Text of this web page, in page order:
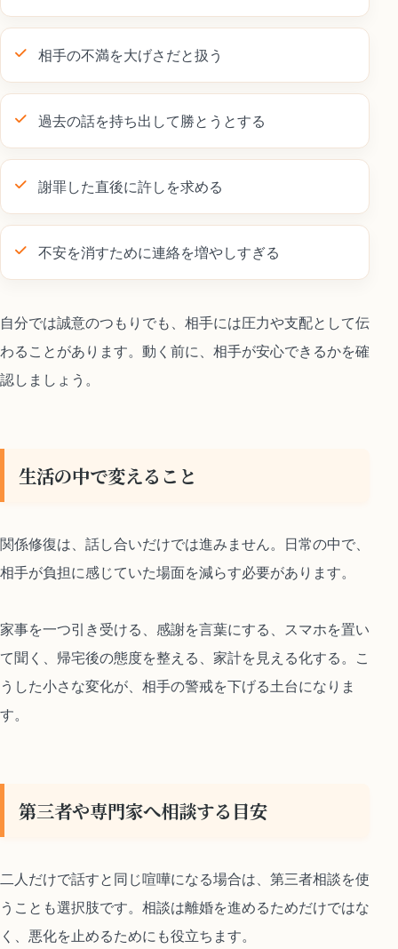
相手の不満を大げさだと扱う
過去の話を持ち出して勝とうとする
謝罪した直後に許しを求める
不安を消すために連絡を増やしすぎる
自分では誠意のつもりでも、相手には圧力や支配として伝
わることがあります。動く前に、相手が安心できるかを確
認しましょう。
生活の中で変えること
関係修復は、話し合いだけでは進みません。日常の中で、
相手が負担に感じていた場面を減らす必要があります。
家事を一つ引き受ける、感謝を言葉にする、スマホを置い
て聞く、帰宅後の態度を整える、家計を見える化する。こ
うした小さな変化が、相手の警戒を下げる土台になりま
す。
第三者や専門家へ相談する目安
二人だけで話すと同じ喧嘩になる場合は、第三者相談を使
うことも選択肢です。相談は離婚を進めるためだけではな
く、悪化を止めるためにも役立ちます。